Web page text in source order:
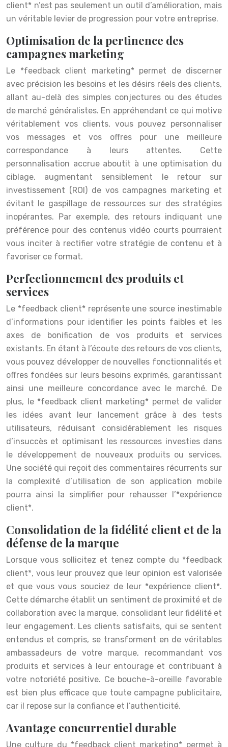
client* n’est pas seulement un outil d’amélioration, mais
un véritable levier de progression pour votre entreprise.
Optimisation de la pertinence des
campagnes marketing
Le *feedback client marketing* permet de discerner
avec précision les besoins et les désirs réels des clients,
allant au-delà des simples conjectures ou des études
de marché généralistes. En appréhendant ce qui motive
véritablement vos clients, vous pouvez personnaliser
vos messages et vos offres pour une meilleure
correspondance à leurs attentes. Cette
personnalisation accrue aboutit à une optimisation du
ciblage, augmentant sensiblement le retour sur
investissement (ROI) de vos campagnes marketing et
évitant le gaspillage de ressources sur des stratégies
inopérantes. Par exemple, des retours indiquant une
préférence pour des contenus vidéo courts pourraient
vous inciter à rectifier votre stratégie de contenu et à
favoriser ce format.
Perfectionnement des produits et
services
Le *feedback client* représente une source inestimable
d’informations pour identifier les points faibles et les
axes de bonification de vos produits et services
existants. En étant à l’écoute des retours de vos clients,
vous pouvez développer de nouvelles fonctionnalités et
offres fondées sur leurs besoins exprimés, garantissant
ainsi une meilleure concordance avec le marché. De
plus, le *feedback client marketing* permet de valider
les idées avant leur lancement grâce à des tests
utilisateurs, réduisant considérablement les risques
d’insuccès et optimisant les ressources investies dans
le développement de nouveaux produits ou services.
Une société qui reçoit des commentaires récurrents sur
la complexité d’utilisation de son application mobile
pourra ainsi la simplifier pour rehausser l’*expérience
client*.
Consolidation de la fidélité client et de la
défense de la marque
Lorsque vous sollicitez et tenez compte du *feedback
client*, vous leur prouvez que leur opinion est valorisée
et que vous vous souciez de leur *expérience client*.
Cette démarche établit un sentiment de proximité et de
collaboration avec la marque, consolidant leur fidélité et
leur engagement. Les clients satisfaits, qui se sentent
entendus et compris, se transforment en de véritables
ambassadeurs de votre marque, recommandant vos
produits et services à leur entourage et contribuant à
votre notoriété positive. Ce bouche-à-oreille favorable
est bien plus efficace que toute campagne publicitaire,
car il repose sur la confiance et l’authenticité.
Avantage concurrentiel durable
Une culture du *feedback client marketing* permet à